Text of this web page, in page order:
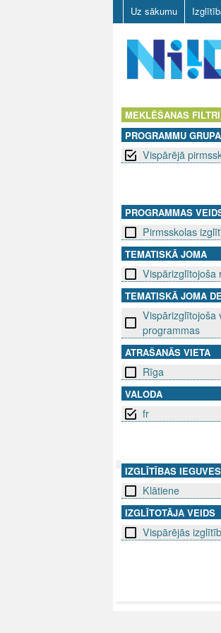
Uz sākumu
V
MEKLĒŠANAS FILTRI
PROGRAMMU GRUPA
Vispārējā
PROGRAMMAS
Pirmsskolas
TEMATISKĀ JOMA
Vispārizglītojoša
TEMATISKĀ JOMA
Vispārizglītojoša
programmas
ATRAŠANĀS VIETA
Rīga
VALODA
fr
IZGLĪTĪBAS
Klātiene
IZGLĪTOTĀJA VEIDS
Vispārējās
SEKO MUMS